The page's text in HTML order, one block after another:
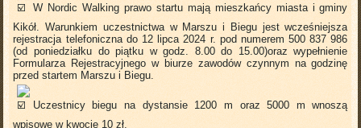
W Nordic Walking prawo startu mają mieszkańcy miasta i gminy
Kikół. Warunkiem uczestnictwa w Marszu i Biegu jest wcześniejsza
rejestracja telefoniczna do 12 lipca 2024 r. pod numerem 500 837 986
(od poniedziałku do piątku w godz. 8.00 do 15.00)oraz wypełnienie
Formularza Rejestracyjnego w biurze zawodów czynnym na godzinę
przed startem Marszu i Biegu.
Uczestnicy biegu na dystansie 1200 m oraz 5000 m wnoszą
wpisowe w kwocie 10 zł.